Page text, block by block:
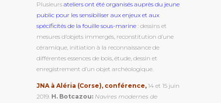
Plusieurs ateliers ont été organisés auprès du jeune
public pour les sensibiliser aux enjeux et aux
spécificités de la fouille sous-marine : dessins et
mesures d’objets immergés, reconstitution d’une
céramique, initiation à la reconnaissance de
différentes essences de bois, étude, dessin et
enregistrement d’un objet archéologique.
JNA à Aléria (Corse), conférence, 14 et 15 juin
2019. H. Botcazou: Navires modernes de